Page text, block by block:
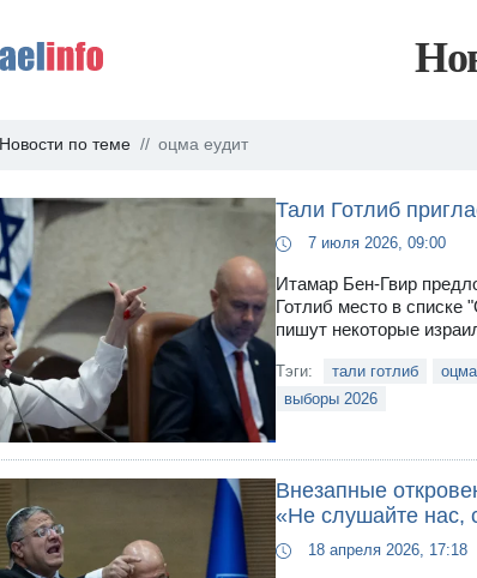
Новости по теме оцма еудит
Тали Готлиб
7 июля 2026, 09:00
Итамар Бен-Гвир
Готлиб место в
пишут некоторые
Тэги: тали готлиб
выборы 2026
Внезапные
«Не слушайте нас,
18 апреля 2026, 17:18